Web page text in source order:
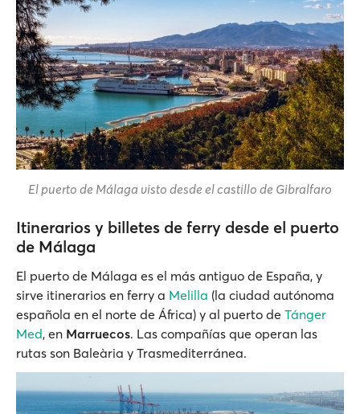
El puerto de Málaga visto desde el castillo de Gibralfaro
Itinerarios y billetes de ferry desde el puerto
de Málaga
El puerto de Málaga es el más antiguo de España, y
sirve itinerarios en ferry a Melilla (la ciudad autónoma
española en el norte de África) y al puerto de Tánger
Med, en Marruecos. Las compañías que operan las
rutas son Baleària y Trasmediterránea.